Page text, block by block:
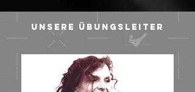
Unsere Übungsleiter